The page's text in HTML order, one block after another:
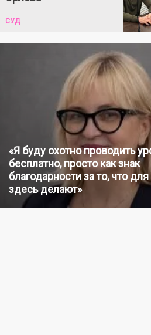
СУД
«Я буду охотно проводить
бесплатно, просто как знак
благодарности за то, что
здесь делают»